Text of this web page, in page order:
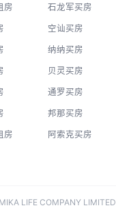
房 石龙军买房
空讪买房
纳纳买房
贝灵买房
通罗买房
邦那买房
房 阿索克买房
MIKA LIFE COMPANY LIMITED